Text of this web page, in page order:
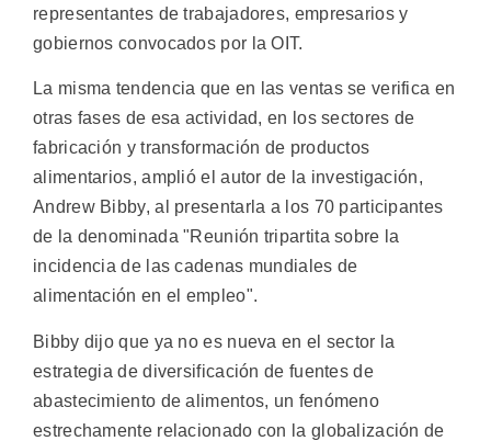
representantes de trabajadores, empresarios y
gobiernos convocados por la OIT.
La misma tendencia que en las ventas se verifica en
otras fases de esa actividad, en los sectores de
fabricación y transformación de productos
alimentarios, amplió el autor de la investigación,
Andrew Bibby, al presentarla a los 70 participantes
de la denominada "Reunión tripartita sobre la
incidencia de las cadenas mundiales de
alimentación en el empleo".
Bibby dijo que ya no es nueva en el sector la
estrategia de diversificación de fuentes de
abastecimiento de alimentos, un fenómeno
estrechamente relacionado con la globalización de